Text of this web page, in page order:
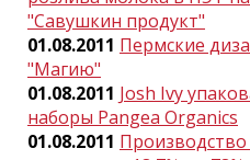
"Савушкин продукт"
01.08.2011 Пермские
"Магию"
01.08.2011 Josh Ivy
наборы Pangea Organics
01.08.2011